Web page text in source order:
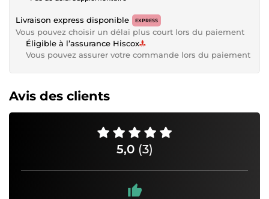
Livraison express disponible EXPRESS
Vous pouvez choisir un délai plus court lors du paiement
Éligible à l’assurance Hiscox
Vous pouvez assurer votre commande lors du paiement
Avis des clients
5,0 (3)